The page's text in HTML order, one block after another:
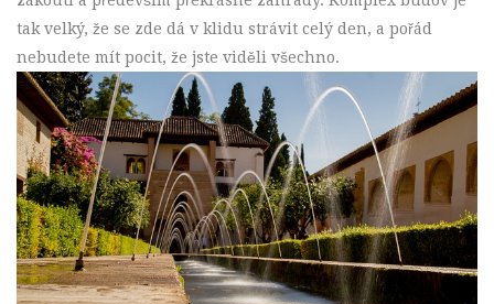
tak velký, že se zde dá v klidu strávit celý den, a pořád
nebudete mít pocit, že jste viděli všechno.